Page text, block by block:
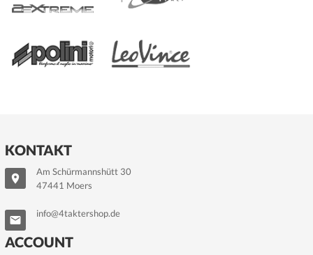
KONTAKT
Am Schürmannshütt 30
47441 Moers
info@4taktershop.de
ACCOUNT